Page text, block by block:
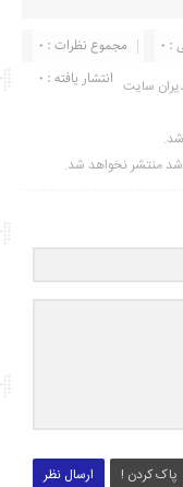
مجموع نظرات : 0
0
انتشار یافته : ۰ سایت
منتشر نخواهد شد.
ارسال نظر پاک کردن !